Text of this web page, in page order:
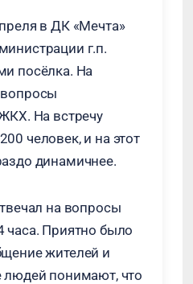
в ДК «Мечта»
г.п.
посёлка. На
На встречу
человек, и на этот
динамичнее.
на вопросы
часа. Приятно было
жителей и
людей понимают, что